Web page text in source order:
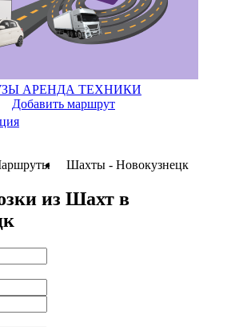
АРЕНДА ТЕХНИКИ
Добавить маршрут
Шахты - Новокузнецк
из Шахт в